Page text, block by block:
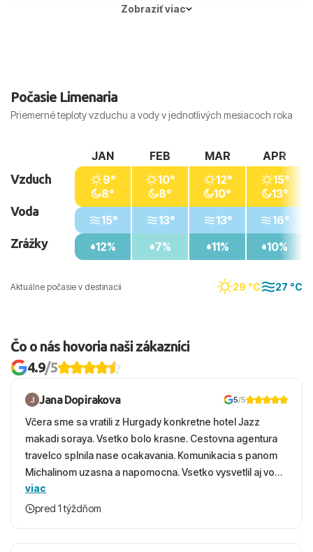
Zobraziť viac
Počasie Limenaria
Priemerné teploty vzduchu a vody v jednotlivých mesiacoch roka
Aktuálne počasie v destinacii 29 °C 27 °C
Vzduch
Voda
Zrážky
JAN
9°
8°
15°
12%
FEB
10°
8°
13°
7%
MAR
12°
10°
13°
11%
APR
15°
13°
16°
10%
Čo o nás hovoria naši zákazníci
4.9/5
Jana Dopirakova 5/5
Včera sme sa vratili z Hurgady konkretne hotel Jazz
makadi soraya. Vsetko bolo krasne. Cestovna agentura
travelco splnila nase ocakavania. Komunikacia s panom
Michalinom uzasna a napomocna. Vsetko vysvetlil aj vo
vecernych hodinach zaco sa ospravedlnujem. Hotel
krasny, cisty. Sluzby top. Strava, prostredie, more,
viac
pred 1 týždňom